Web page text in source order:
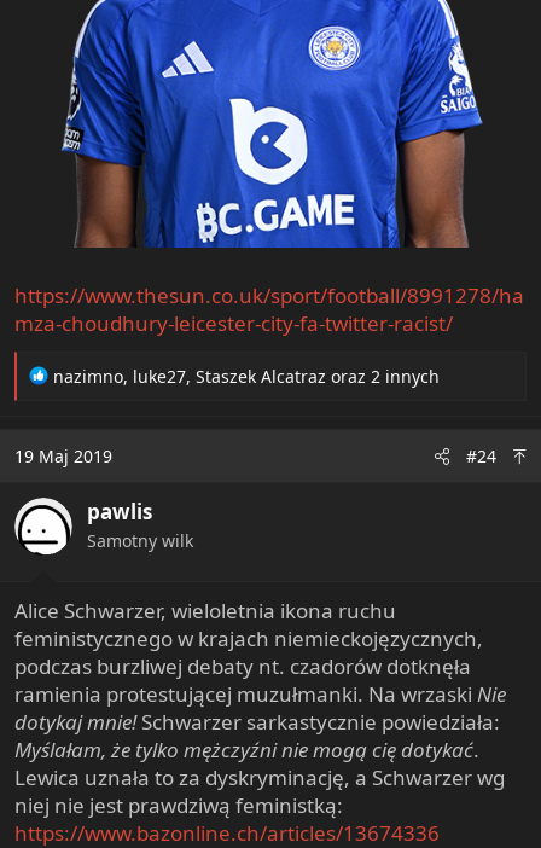
https://www.thesun.co.uk/sport/football/8991278/ha
mza-choudhury-leicester-city-fa-twitter-racist/
R
t
o
n
s
nazimno, luke27, Staszek Alcatraz oraz 2 innych
19 Maj 2019 #24
pawlis
Samotny wilk
Alice Schwarzer, wieloletnia ikona ruchu
feministycznego w krajach niemieckojęzycznych,
podczas burzliwej debaty nt. czadorów dotknęła
ramienia protestującej muzułmanki. Na wrzaski Nie
dotykaj mnie!Schwarzer sarkastycznie powiedziała:
Myślałam, że tylko mężczyźni nie mogą cię dotykać.
Lewica uznała to za dyskryminację, a Schwarzer wg
niej nie jest prawdziwą feministką:
https://www.bazonline.ch/articles/13674336